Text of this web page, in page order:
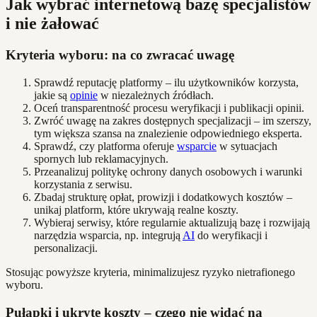
Jak wybrać internetową bazę specjalistów
i nie żałować
Kryteria wyboru: na co zwracać uwagę
Sprawdź reputację platformy – ilu użytkowników korzysta,
jakie są opinie w niezależnych źródłach.
Oceń transparentność procesu weryfikacji i publikacji opinii.
Zwróć uwagę na zakres dostępnych specjalizacji – im szerszy,
tym większa szansa na znalezienie odpowiedniego eksperta.
Sprawdź, czy platforma oferuje wsparcie w sytuacjach
spornych lub reklamacyjnych.
Przeanalizuj politykę ochrony danych osobowych i warunki
korzystania z serwisu.
Zbadaj strukturę opłat, prowizji i dodatkowych kosztów –
unikaj platform, które ukrywają realne koszty.
Wybieraj serwisy, które regularnie aktualizują bazę i rozwijają
narzędzia wsparcia, np. integrują AI do weryfikacji i
personalizacji.
Stosując powyższe kryteria, minimalizujesz ryzyko nietrafionego
wyboru.
Pułapki i ukryte koszty – czego nie widać na